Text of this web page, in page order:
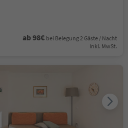
ab 98€ bei Belegung 2 Gäste / Nacht
Inkl. MwSt.